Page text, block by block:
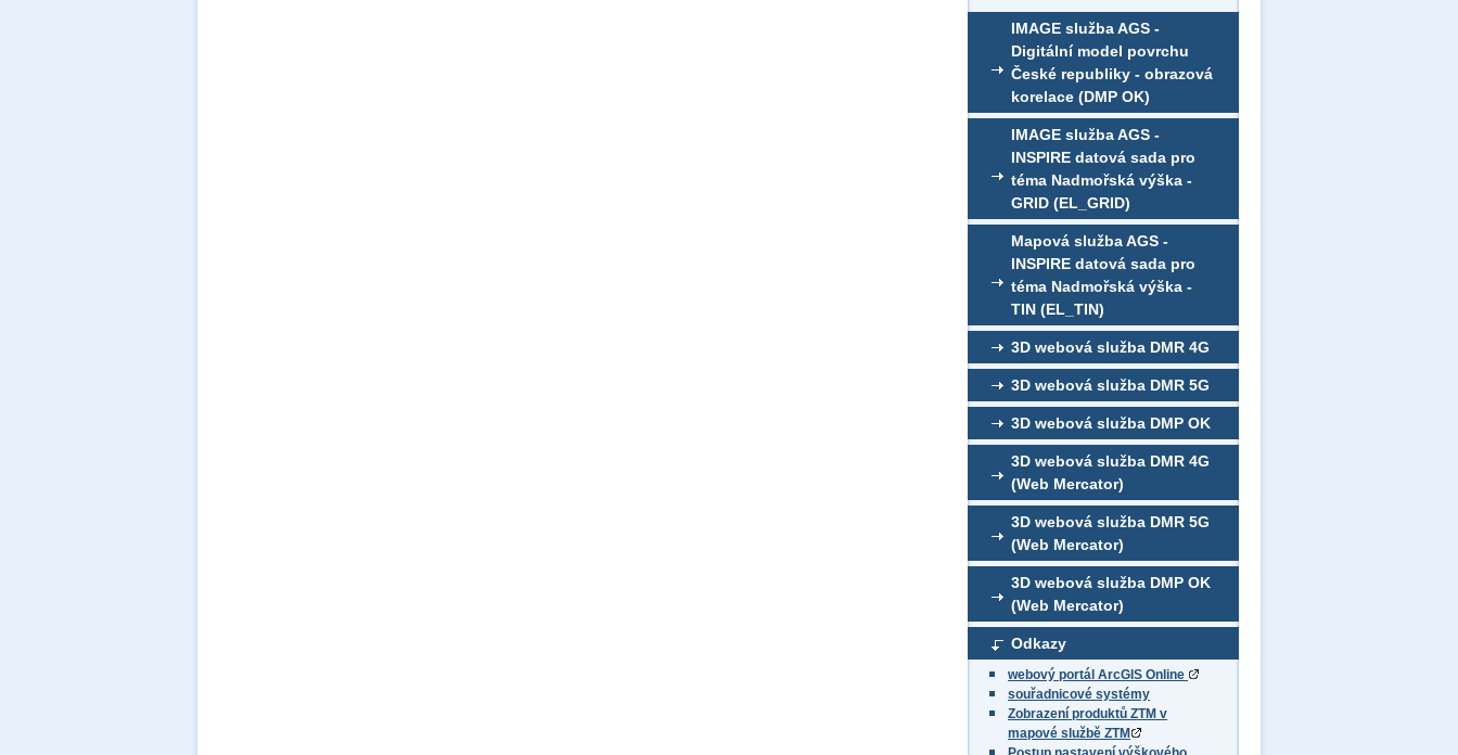
IMAGE služba AGS -
Digitální model povrchu
České republiky - obrazová
korelace (DMP OK)
IMAGE služba AGS -
INSPIRE datová sada pro
téma Nadmořská výška -
GRID (EL_GRID)
Mapová služba AGS -
INSPIRE datová sada pro
téma Nadmořská výška -
TIN (EL_TIN)
3D webová služba DMR 4G
3D webová služba DMR 5G
3D webová služba DMP OK
3D webová služba DMR 4G
(Web Mercator)
3D webová služba DMR 5G
(Web Mercator)
3D webová služba DMP OK
(Web Mercator)
Odkazy
webový portál ArcGIS Online
souřadnicové systémy
Zobrazení produktů ZTM v
mapové službě ZTM